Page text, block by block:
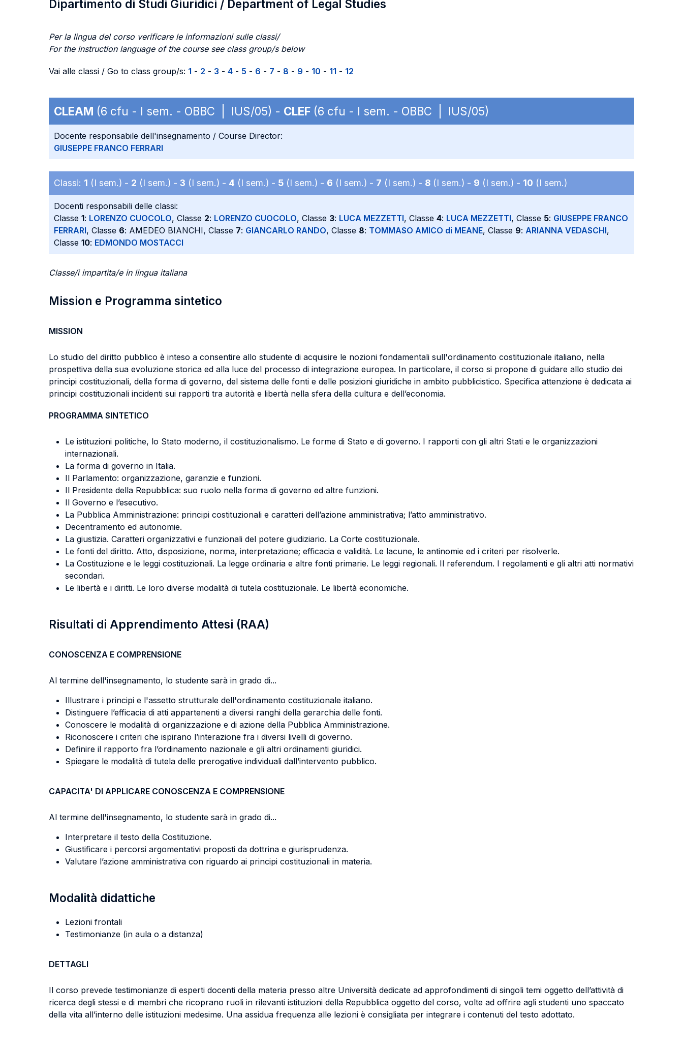
Dipartimento di Studi Giuridici / Department of Legal Studies
Per la lingua del corso verificare le informazioni sulle classi/
For the instruction language of the course see class group/s below
Vai alle classi / Go to class group/s: 1 - 2 - 3 - 4 - 5 - 6 - 7 - 8 - 9 - 10 - 11 - 12
CLEAM (6 cfu - I sem. - OBBC | IUS/05) - CLEF (6 cfu - I sem. - OBBC | IUS/05)
Docente responsabile dell'insegnamento / Course Director:
GIUSEPPE FRANCO FERRARI
Classi: 1 (I sem.) - 2 (I sem.) - 3 (I sem.) - 4 (I sem.) - 5 (I sem.) - 6 (I sem.) - 7 (I sem.) - 8 (I sem.) - 9 (I sem.) - 10 (I sem.)
Docenti responsabili delle classi:
Classe 1: LORENZO CUOCOLO, Classe 2: LORENZO CUOCOLO, Classe 3: LUCA MEZZETTI, Classe 4: LUCA MEZZETTI, Classe 5: GIUSEPPE FRANCO
FERRARI, Classe 6: AMEDEO BIANCHI, Classe 7: GIANCARLO RANDO, Classe 8: TOMMASO AMICO di MEANE, Classe 9: ARIANNA VEDASCHI,
Classe 10: EDMONDO MOSTACCI
Classe/i impartita/e in lingua italiana
Mission e Programma sintetico
MISSION
Lo studio del diritto pubblico è inteso a consentire allo studente di acquisire le nozioni fondamentali sull'ordinamento costituzionale italiano, nella
prospettiva della sua evoluzione storica ed alla luce del processo di integrazione europea. In particolare, il corso si propone di guidare allo studio dei
principi costituzionali, della forma di governo, del sistema delle fonti e delle posizioni giuridiche in ambito pubblicistico. Specifica attenzione è dedicata ai
principi costituzionali incidenti sui rapporti tra autorità e libertà nella sfera della cultura e dell’economia.
PROGRAMMA SINTETICO
Le istituzioni politiche, lo Stato moderno, il costituzionalismo. Le forme di Stato e di governo. I rapporti con gli altri Stati e le organizzazioni
internazionali.
La forma di governo in Italia.
Il Parlamento: organizzazione, garanzie e funzioni.
Il Presidente della Repubblica: suo ruolo nella forma di governo ed altre funzioni.
Il Governo e l’esecutivo.
La Pubblica Amministrazione: principi costituzionali e caratteri dell’azione amministrativa; l’atto amministrativo.
Decentramento ed autonomie.
La giustizia. Caratteri organizzativi e funzionali del potere giudiziario. La Corte costituzionale.
Le fonti del diritto. Atto, disposizione, norma, interpretazione; efficacia e validità. Le lacune, le antinomie ed i criteri per risolverle.
La Costituzione e le leggi costituzionali. La legge ordinaria e altre fonti primarie. Le leggi regionali. Il referendum. I regolamenti e gli altri atti normativi
secondari.
Le libertà e i diritti. Le loro diverse modalità di tutela costituzionale. Le libertà economiche.
Risultati di Apprendimento Attesi (RAA)
CONOSCENZA E COMPRENSIONE
Al termine dell'insegnamento, lo studente sarà in grado di...
Illustrare i principi e l'assetto strutturale dell'ordinamento costituzionale italiano.
Distinguere l’efficacia di atti appartenenti a diversi ranghi della gerarchia delle fonti.
Conoscere le modalità di organizzazione e di azione della Pubblica Amministrazione.
Riconoscere i criteri che ispirano l’interazione fra i diversi livelli di governo.
Definire il rapporto fra l’ordinamento nazionale e gli altri ordinamenti giuridici.
Spiegare le modalità di tutela delle prerogative individuali dall’intervento pubblico.
CAPACITA' DI APPLICARE CONOSCENZA E COMPRENSIONE
Al termine dell'insegnamento, lo studente sarà in grado di...
Interpretare il testo della Costituzione.
Giustificare i percorsi argomentativi proposti da dottrina e giurisprudenza.
Valutare l’azione amministrativa con riguardo ai principi costituzionali in materia.
Modalità didattiche
Lezioni frontali
Testimonianze (in aula o a distanza)
DETTAGLI
Il corso prevede testimonianze di esperti docenti della materia presso altre Università dedicate ad approfondimenti di singoli temi oggetto dell’attività di
ricerca degli stessi e di membri che ricoprano ruoli in rilevanti istituzioni della Repubblica oggetto del corso, volte ad offrire agli studenti uno spaccato
della vita all’interno delle istituzioni medesime. Una assidua frequenza alle lezioni è consigliata per integrare i contenuti del testo adottato.